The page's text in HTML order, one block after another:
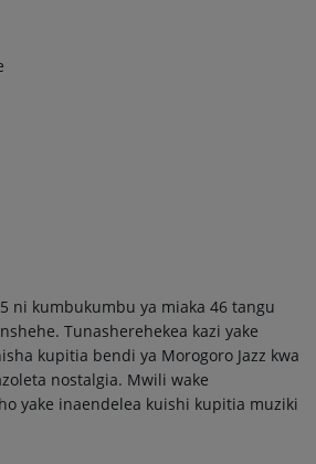
ni kumbukumbu ya miaka 46 tangu
Tunasherehekea kazi yake
kupitia bendi ya Morogoro Jazz kwa
nostalgia. Mwili wake
yake inaendelea kuishi kupitia muziki